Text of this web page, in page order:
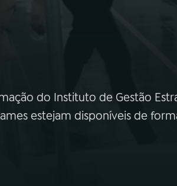
do Instituto de Gestão
estejam disponíveis de